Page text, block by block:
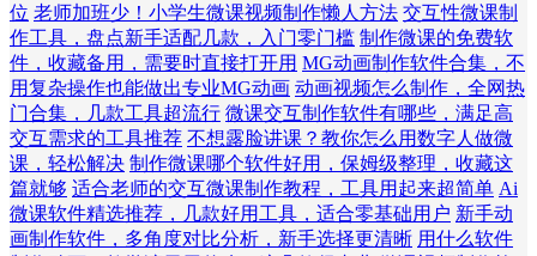
位 老师加班少！小学生微课视频制作懒人方法 交互性微课制
作工具，盘点新手适配几款，入门零门槛 制作微课的免费软
件，收藏备用，需要时直接打开用 MG动画制作软件合集，不
用复杂操作也能做出专业MG动画 动画视频怎么制作，全网热
门合集，几款工具超流行 微课交互制作软件有哪些，满足高
交互需求的工具推荐 不想露脸讲课？教你怎么用数字人做微
课，轻松解决 制作微课哪个软件好用，保姆级整理，收藏这
篇就够 适合老师的交互微课制作教程，工具用起来超简单 Ai
微课软件精选推荐，几款好用工具，适合零基础用户 新手动
画制作软件，多角度对比分析，新手选择更清晰 用什么软件